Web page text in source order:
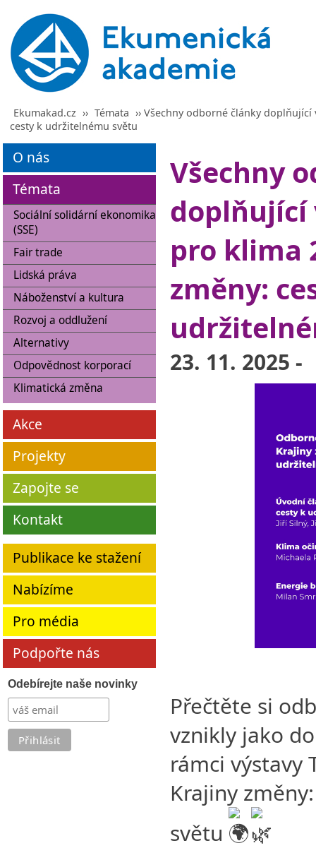
Ekumakad.cz ›› Témata ›› Všechny odborné články
cesty k udržitelnému světu
O nás
Témata
Sociální solidární ekonomika
(SSE)
Fair trade
Lidská práva
Náboženství a kultura
Rozvoj a oddlužení
Alternativy
Odpovědnost korporací
Klimatická změna
Akce
Projekty
Zapojte se
Kontakt
Publikace ke stažení
Nabízíme
Pro média
Podpořte nás
Odebírejte naše novinky
Všechny
doplňující
pro klima
změny:
23. 11. 2025 -
Přečtěte si
vznikly jako
rámci výstavy
Krajiny
světu